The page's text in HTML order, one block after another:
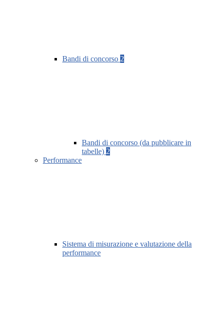
Bandi di concorso 2
Bandi di concorso (da pubblicare in
tabelle) 2
Performance
Sistema di misurazione e valutazione della
performance